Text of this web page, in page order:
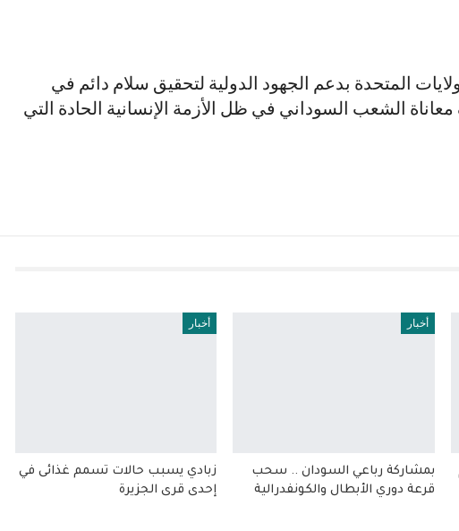
المتحدة بدعم الجهود الدولية لتحقيق سلام دائم في
الشعب السوداني في ظل الأزمة الإنسانية الحادة التي
أخبار
بمشاركة رباعي السودان .. سحب
قرعة دوري الأبطال والكونفدرالية
أخبار
زبادي يسبب حالات تسمم غذائى في
إحدى قرى الجزيرة